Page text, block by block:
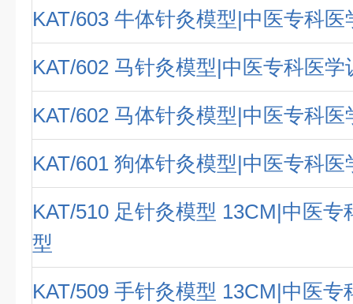
KAT/603 牛体针灸模型|中医专科医
KAT/602 马针灸模型|中医专科医学
KAT/602 马体针灸模型|中医专科医
KAT/601 狗体针灸模型|中医专科医
KAT/510 足针灸模型 13CM|中医专
型
KAT/509 手针灸模型 13CM|中医专